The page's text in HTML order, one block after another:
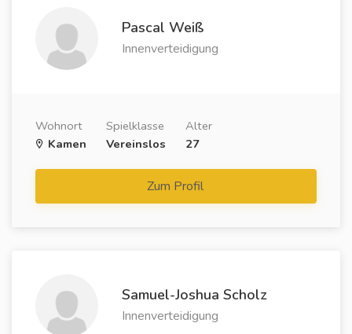
Pascal Weiß
Innenverteidigung
Wohnort
Kamen
Spielklasse
Vereinslos
Alter
27
Zum Profil
Samuel-Joshua Scholz
Innenverteidigung